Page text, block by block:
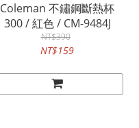
Coleman 不鏽鋼斷熱杯
300 / 紅色 / CM-9484J
NT$390
NT$159